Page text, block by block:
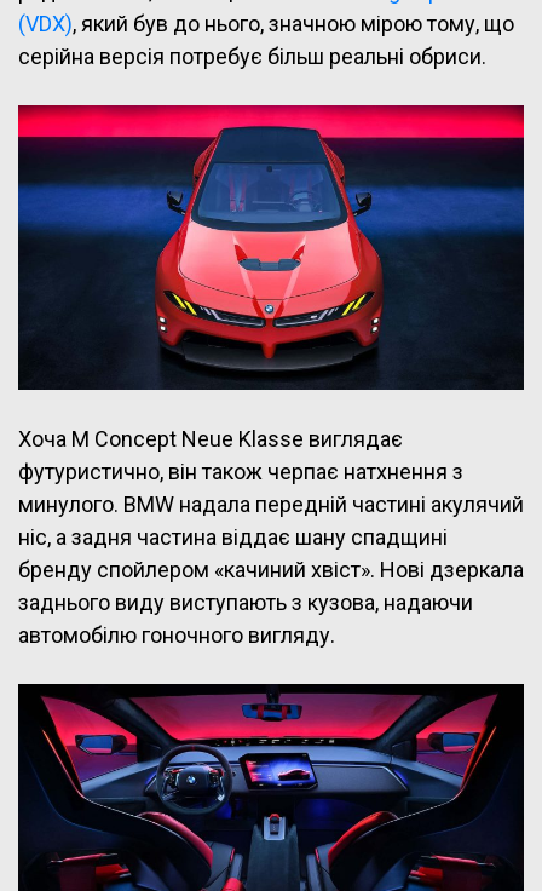
(VDX), який був до нього, значною мірою тому, що
серійна версія потребує більш реальні обриси.
Хоча M Concept Neue Klasse виглядає
футуристично, він також черпає натхнення з
минулого. BMW надала передній частині акулячий
ніс, а задня частина віддає шану спадщині
бренду спойлером «качиний хвіст». Нові дзеркала
заднього виду виступають з кузова, надаючи
автомобілю гоночного вигляду.